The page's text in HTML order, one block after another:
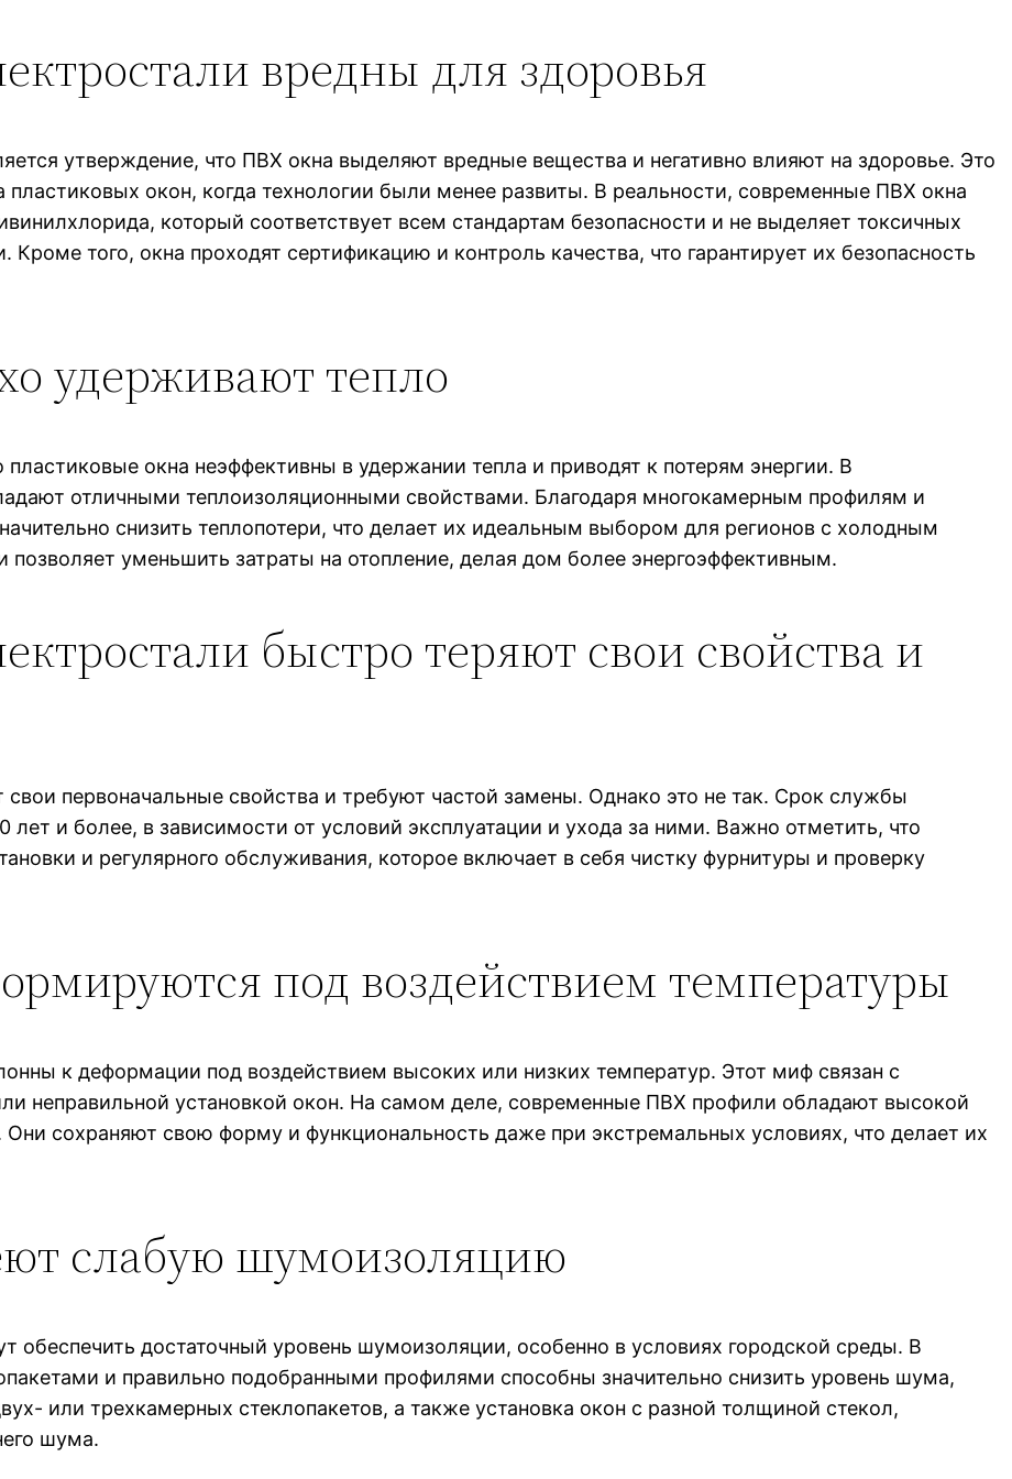
вредны для здоровья
утверждение, что ПВХ окна выделяют вредные вещества и негативно влияют на здоровье. Это
окон, когда технологии были менее развиты. В реальности, современные ПВХ окна
который соответствует всем стандартам безопасности и не выделяет токсичных
того, окна проходят сертификацию и контроль качества, что гарантирует их безопасность
удерживают тепло
окна неэффективны в удержании тепла и приводят к потерям энергии. В
отличными теплоизоляционными свойствами. Благодаря многокамерным профилям и
снизить теплопотери, что делает их идеальным выбором для регионов с холодным
уменьшить затраты на отопление, делая дом более энергоэффективным.
быстро теряют свои свойства и
первоначальные свойства и требуют частой замены. Однако это не так. Срок службы
лет и более, в зависимости от условий эксплуатации и ухода за ними. Важно отметить, что
и регулярного обслуживания, которое включает в себя чистку фурнитуры и проверку
под воздействием температуры
к деформации под воздействием высоких или низких температур. Этот миф связан с
неправильной установкой окон. На самом деле, современные ПВХ профили обладают высокой
сохраняют свою форму и функциональность даже при экстремальных условиях, что делает их
слабую шумоизоляцию
обеспечить достаточный уровень шумоизоляции, особенно в условиях городской среды. В
и правильно подобранными профилями способны значительно снизить уровень шума,
или трехкамерных стеклопакетов, а также установка окон с разной толщиной стекол,
шума.